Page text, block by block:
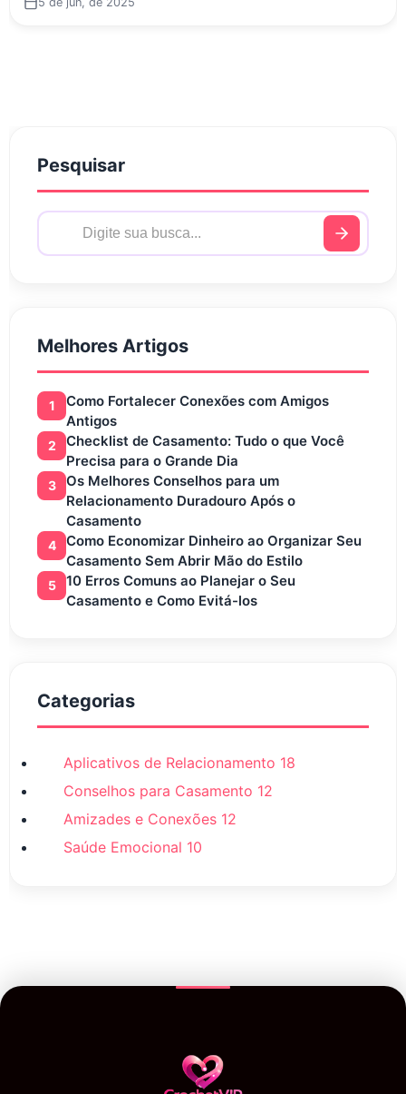
Pesquisar
Melhores Artigos
1
Como Fortalecer Conexões com Amigos
Antigos
2
Checklist de Casamento: Tudo o que Você
Precisa para o Grande Dia
3
Os Melhores Conselhos para um
Relacionamento Duradouro Após o
Casamento
4
Como Economizar Dinheiro ao Organizar Seu
Casamento Sem Abrir Mão do Estilo
5
10 Erros Comuns ao Planejar o Seu
Casamento e Como Evitá-los
Categorias
Aplicativos de Relacionamento 18
Conselhos para Casamento 12
Amizades e Conexões 12
Saúde Emocional 10